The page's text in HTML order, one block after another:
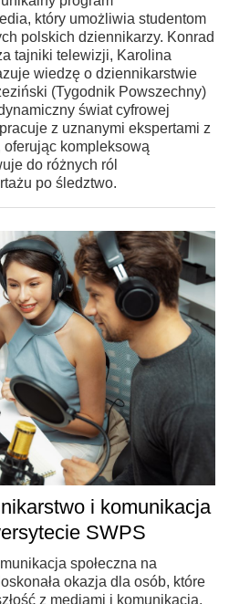
który umożliwia studentom
polskich dziennikarzy. Konrad
tajniki telewizji, Karolina
wiedzę o dziennikarstwie
(Tygodnik Powszechny)
świat cyfrowej
z uznanymi ekspertami z
kompleksową
do różnych ról
po śledztwo.
i komunikacja
SWPS
społeczna na
okazja dla osób, które
z mediami i komunikacją.